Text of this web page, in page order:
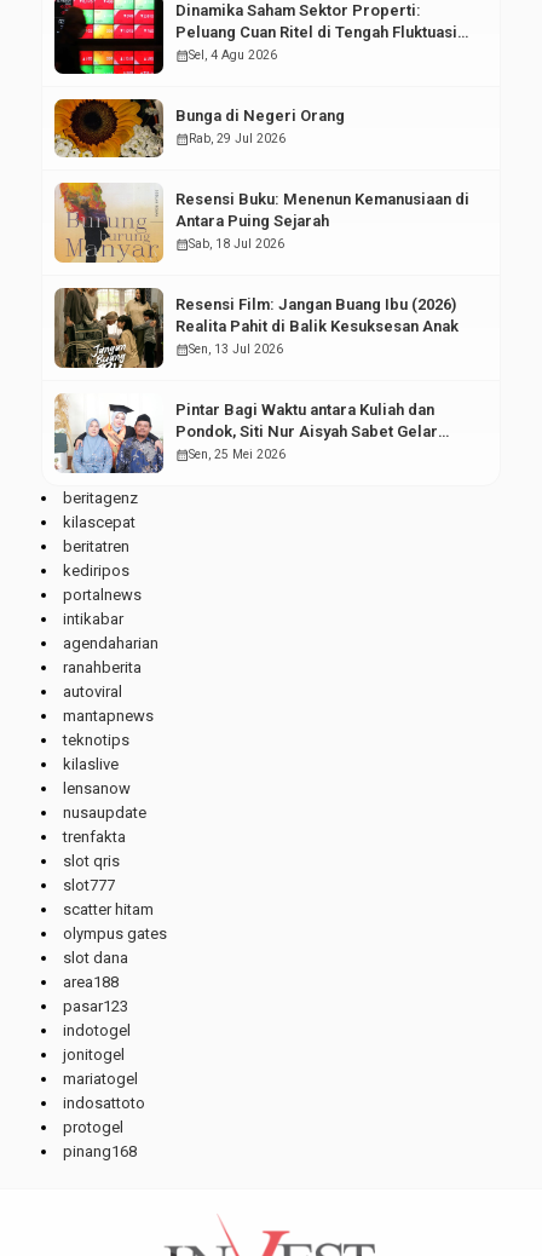
Dinamika Saham Sektor Properti:
Peluang Cuan Ritel di Tengah Fluktuasi
Pasar Modal
calendar_monthSel, 4 Agu 2026
Bunga di Negeri Orang
calendar_month Rab, 29 Jul 2026
Resensi Buku: Menenun Kemanusiaan di
Antara Puing Sejarah
calendar_monthSab, 18 Jul 2026
Resensi Film: Jangan Buang Ibu (2026)
Realita Pahit di Balik Kesuksesan Anak
calendar_monthSen, 13 Jul 2026
Pintar Bagi Waktu antara Kuliah dan
Pondok, Siti Nur Aisyah Sabet Gelar
Wisudawan Terbaik
calendar_monthSen, 25 Mei 2026
beritagenz
kilascepat
beritatren
kediripos
portalnews
intikabar
agendaharian
ranahberita
autoviral
mantapnews
teknotips
kilaslive
lensanow
nusaupdate
trenfakta
slot qris
slot777
scatter hitam
olympus gates
slot dana
area188
pasar123
indotogel
jonitogel
mariatogel
indosattoto
protogel
pinang168